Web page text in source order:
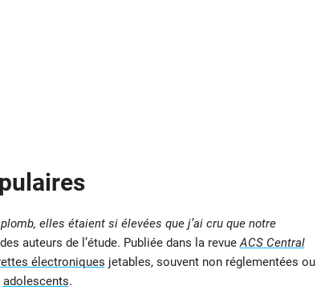
elles étaient si élevées que j’ai cru que notre
auteurs de l’étude. Publiée dans la revueACS Central
électroniques jetables, souvent non réglementées ou
adolescents.